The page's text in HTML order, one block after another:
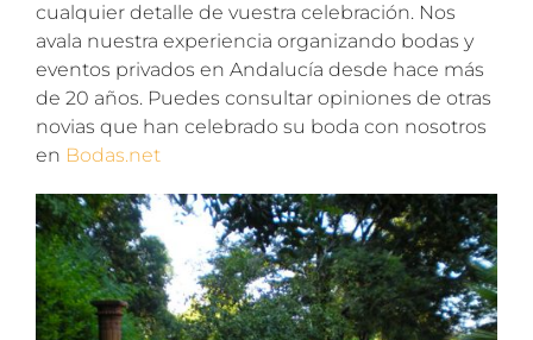
cualquier detalle de vuestra celebración. Nos
avala nuestra experiencia organizando bodas y
eventos privados en Andalucía desde hace más
de 20 años. Puedes consultar opiniones de otras
novias que han celebrado su boda con nosotros
en Bodas.net